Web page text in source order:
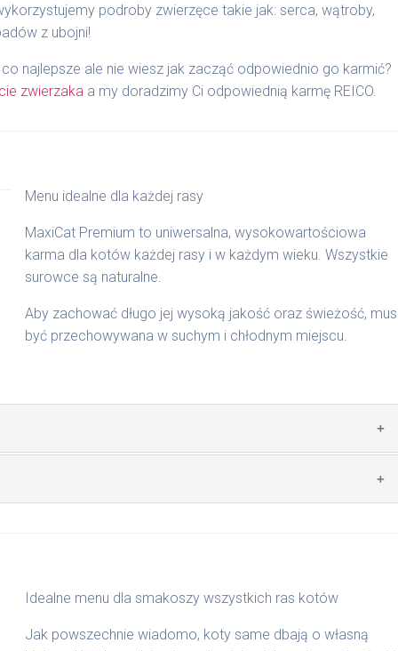
podroby zwierzęce takie jak: serca, wątroby,
z ubojni!
najlepsze ale nie wiesz jak zacząć odpowiednio go karmić?
zwierzaka a my doradzimy Ci odpowiednią karmę REICO.
Menu idealne dla każdej rasy
MaxiCat Premium to uniwersalna, wysokowartościowa
karma dla kotów każdej rasy i w każdym wieku. Wszystkie
surowce są naturalne.
Aby zachować długo jej wysoką jakość oraz świeżość,
być przechowywana w suchym i chłodnym miejscu.
33% wołowiny i 20% kurczaka, zboża i produkty
minerały, zioła.
podzielić na 2 posiłki. Przez okres 3 tygodni mieszać z
kg/2023
Idealne menu dla smakoszy wszystkich ras kotów
Jak powszechnie wiadomo, koty same dbają o własną